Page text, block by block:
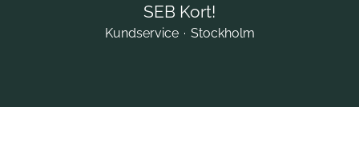
SEB Kort!
Kundservice · Stockholm